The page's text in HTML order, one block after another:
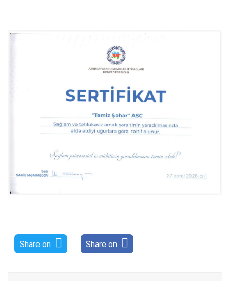
Share on Share on